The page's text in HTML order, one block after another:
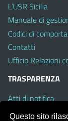
L’USR Sicilia
Manuale di
Codici di
Contatti
Ufficio Relazioni
TRASPARENZA
Atti di notifica
Albo on line
Questo sito